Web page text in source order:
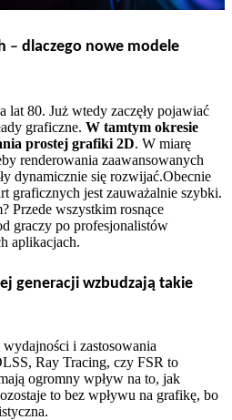
– dlaczego nowe modele
lat 80. Już wtedy zaczęły pojawiać
graficzne. W tamtym okresie
prostej grafiki 2D. W miarę
renderowania zaawansowanych
dynamicznie się rozwijać.Obecnie
graficznych jest zauważalnie szybki.
Przede wszystkim rosnące
graczy po profesjonalistów
aplikacjach.
generacji wzbudzają takie
wydajności i zastosowania
Ray Tracing, czy FSR to
ogromny wpływ na to, jak
to bez wpływu na grafikę, bo